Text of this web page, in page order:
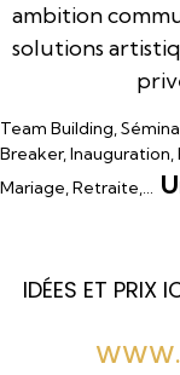
ambition
solutions
Team Building,
Breaker,
Mariage, Retraite,…
IDÉES ET PRIX